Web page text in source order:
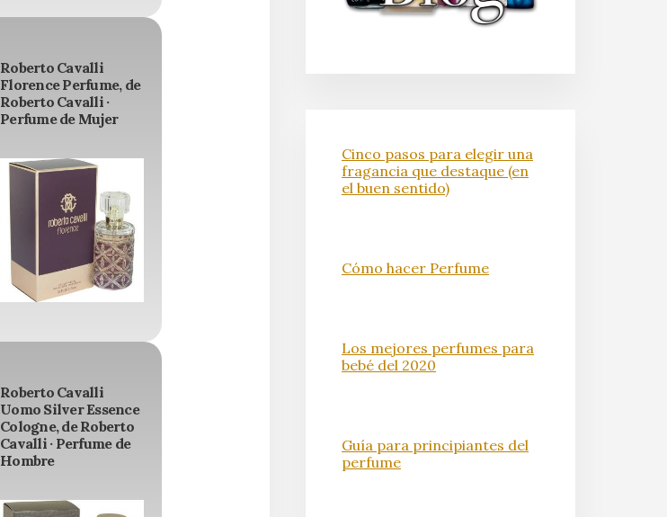
Roberto Cavalli
Florence Perfume, de
Roberto Cavalli ·
Perfume de Mujer
Roberto Cavalli
Uomo Silver Essence
Cologne, de Roberto
Cavalli · Perfume de
Hombre
Cinco pasos para elegir una
fragancia que destaque (en
el buen sentido)
Cómo hacer Perfume
Los mejores perfumes para
bebé del 2020
Guía para principiantes del
perfume